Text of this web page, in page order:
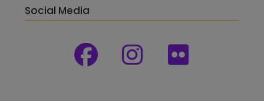
Social Media